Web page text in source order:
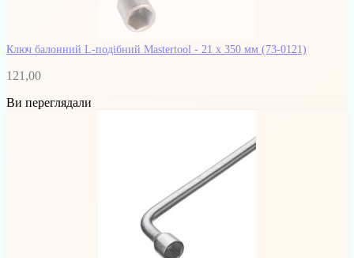
Ключ балонний L-подібний Mastertool - 21 x 350 мм (73-0121)
121,00
Ви переглядали